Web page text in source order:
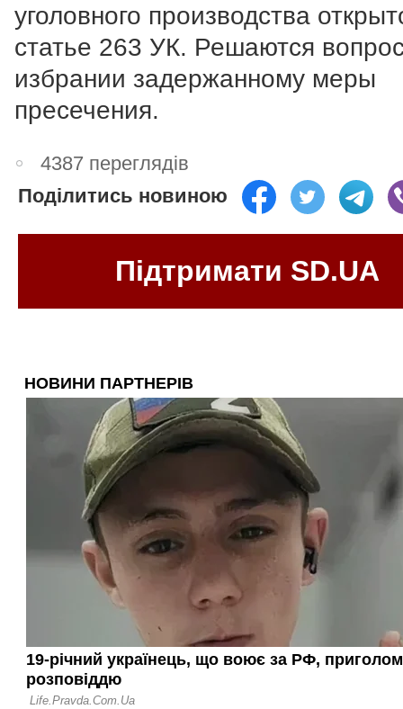
уголовного производства
статье 263 УК. Решаются
избрании задержанному меры
пресечения.
4387 переглядів
Поділитись новиною
Підтримати SD.UA